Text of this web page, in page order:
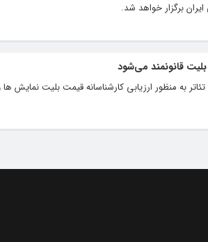
برگزار خواهد شد.
قانونمند می‌شود
به منظور ارزیابی کارشناسانه قیمت بلیت